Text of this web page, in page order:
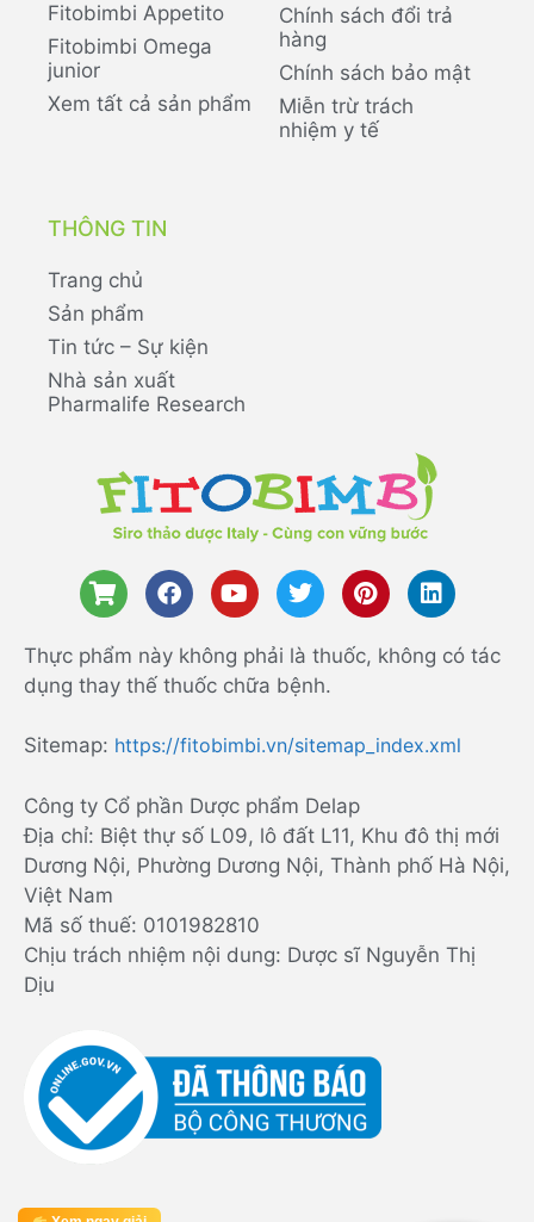
Fitobimbi Appetito
Fitobimbi Omega
junior
Xem tất cả sản phẩm
Chính sách đổi trả
hàng
Chính sách bảo mật
Miễn trừ trách
nhiệm y tế
THÔNG TIN
Trang chủ
Sản phẩm
Tin tức – Sự kiện
Nhà sản xuất
Pharmalife Research
Thực phẩm này không phải là thuốc, không có tác
dụng thay thế thuốc chữa bệnh.
Sitemap: https://fitobimbi.vn/sitemap_index.xml
Công ty Cổ phần Dược phẩm Delap
Địa chỉ: Biệt thự số L09, lô đất L11, Khu đô thị mới
Dương Nội, Phường Dương Nội, Thành phố Hà Nội,
Việt Nam
Mã số thuế: 0101982810
Chịu trách nhiệm nội dung: Dược sĩ Nguyễn Thị
Dịu